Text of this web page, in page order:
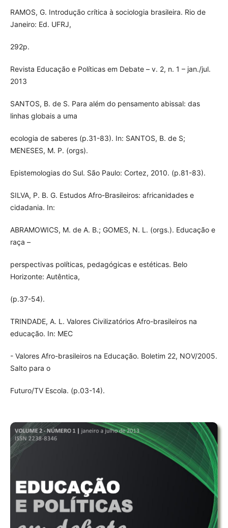
RAMOS, G. Introdução crítica à sociologia brasileira. Rio de
Janeiro: Ed. UFRJ,
292p.
Revista Educação e Políticas em Debate – v. 2, n. 1 – jan./jul.
2013
SANTOS, B. de S. Para além do pensamento abissal: das
linhas globais a uma
ecologia de saberes (p.31-83). In: SANTOS, B. de S;
MENESES, M. P. (orgs).
Epistemologias do Sul. São Paulo: Cortez, 2010. (p.81-83).
SILVA, P. B. G. Estudos Afro-Brasileiros: africanidades e
cidadania. In:
ABRAMOWICS, M. de A. B.; GOMES, N. L. (orgs.). Educação e
raça –
perspectivas políticas, pedagógicas e estéticas. Belo
Horizonte: Autêntica,
(p.37-54).
TRINDADE, A. L. Valores Civilizatórios Afro-brasileiros na
educação. In: MEC
- Valores Afro-brasileiros na Educação. Boletim 22, NOV/2005.
Salto para o
Futuro/TV Escola. (p.03-14).